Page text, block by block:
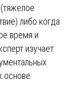
либо когда
время и
изучает
основе